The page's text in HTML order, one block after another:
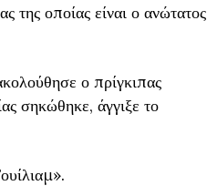
της οποίας είναι ο ανώτατος
ο πρίγκιπας
σηκώθηκε, άγγιξε το